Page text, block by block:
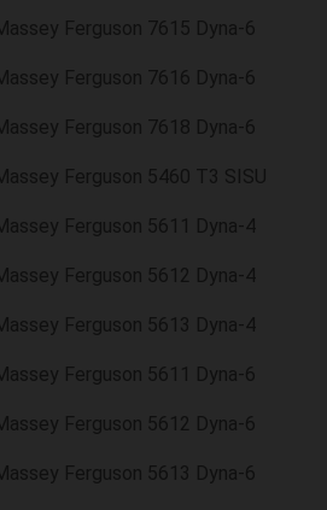
Massey Ferguson 7615 Dyna-6
Massey Ferguson 7616 Dyna-6
Massey Ferguson 7618 Dyna-6
Massey Ferguson 5460 T3 SISU
Massey Ferguson 5611 Dyna-4
Massey Ferguson 5612 Dyna-4
Massey Ferguson 5613 Dyna-4
Massey Ferguson 5611 Dyna-6
Massey Ferguson 5612 Dyna-6
Massey Ferguson 5613 Dyna-6